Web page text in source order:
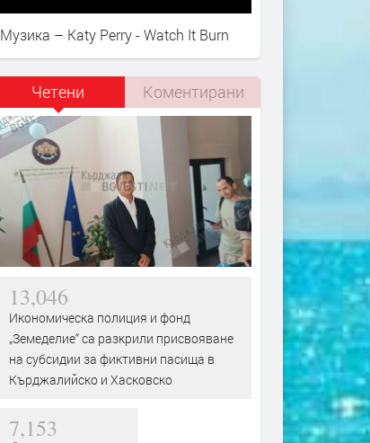
Музика – Katy Perry - Watch It Burn
Четени Коментирани
13,046
Икономическа полиция и фонд
„Земеделие“ са разкрили присвояване
на субсидии за фиктивни пасища в
Кърджалийско и Хасковско
7,153